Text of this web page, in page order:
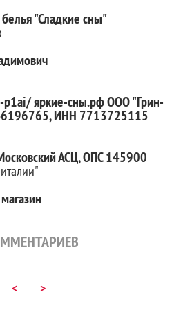
"Сладкие сны"
яркие-сны.рф ООО "Грин-
ИНН 7713725115
АСЦ, ОПС 145900
< >